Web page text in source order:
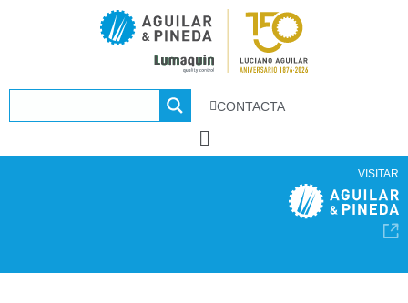
CONTACTA
VISITAR